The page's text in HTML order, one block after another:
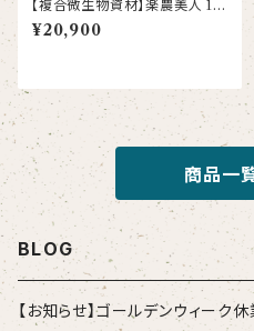
【複合微生物資材】楽農美人 10
L
¥20,900
商品一
BLOG
【お知らせ】ゴールデンウィーク